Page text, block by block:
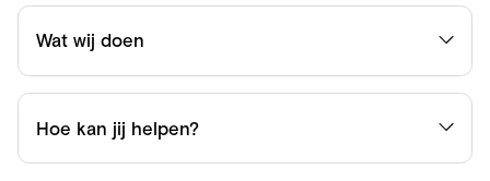
Wat wij doen
Hoe kan jij helpen?